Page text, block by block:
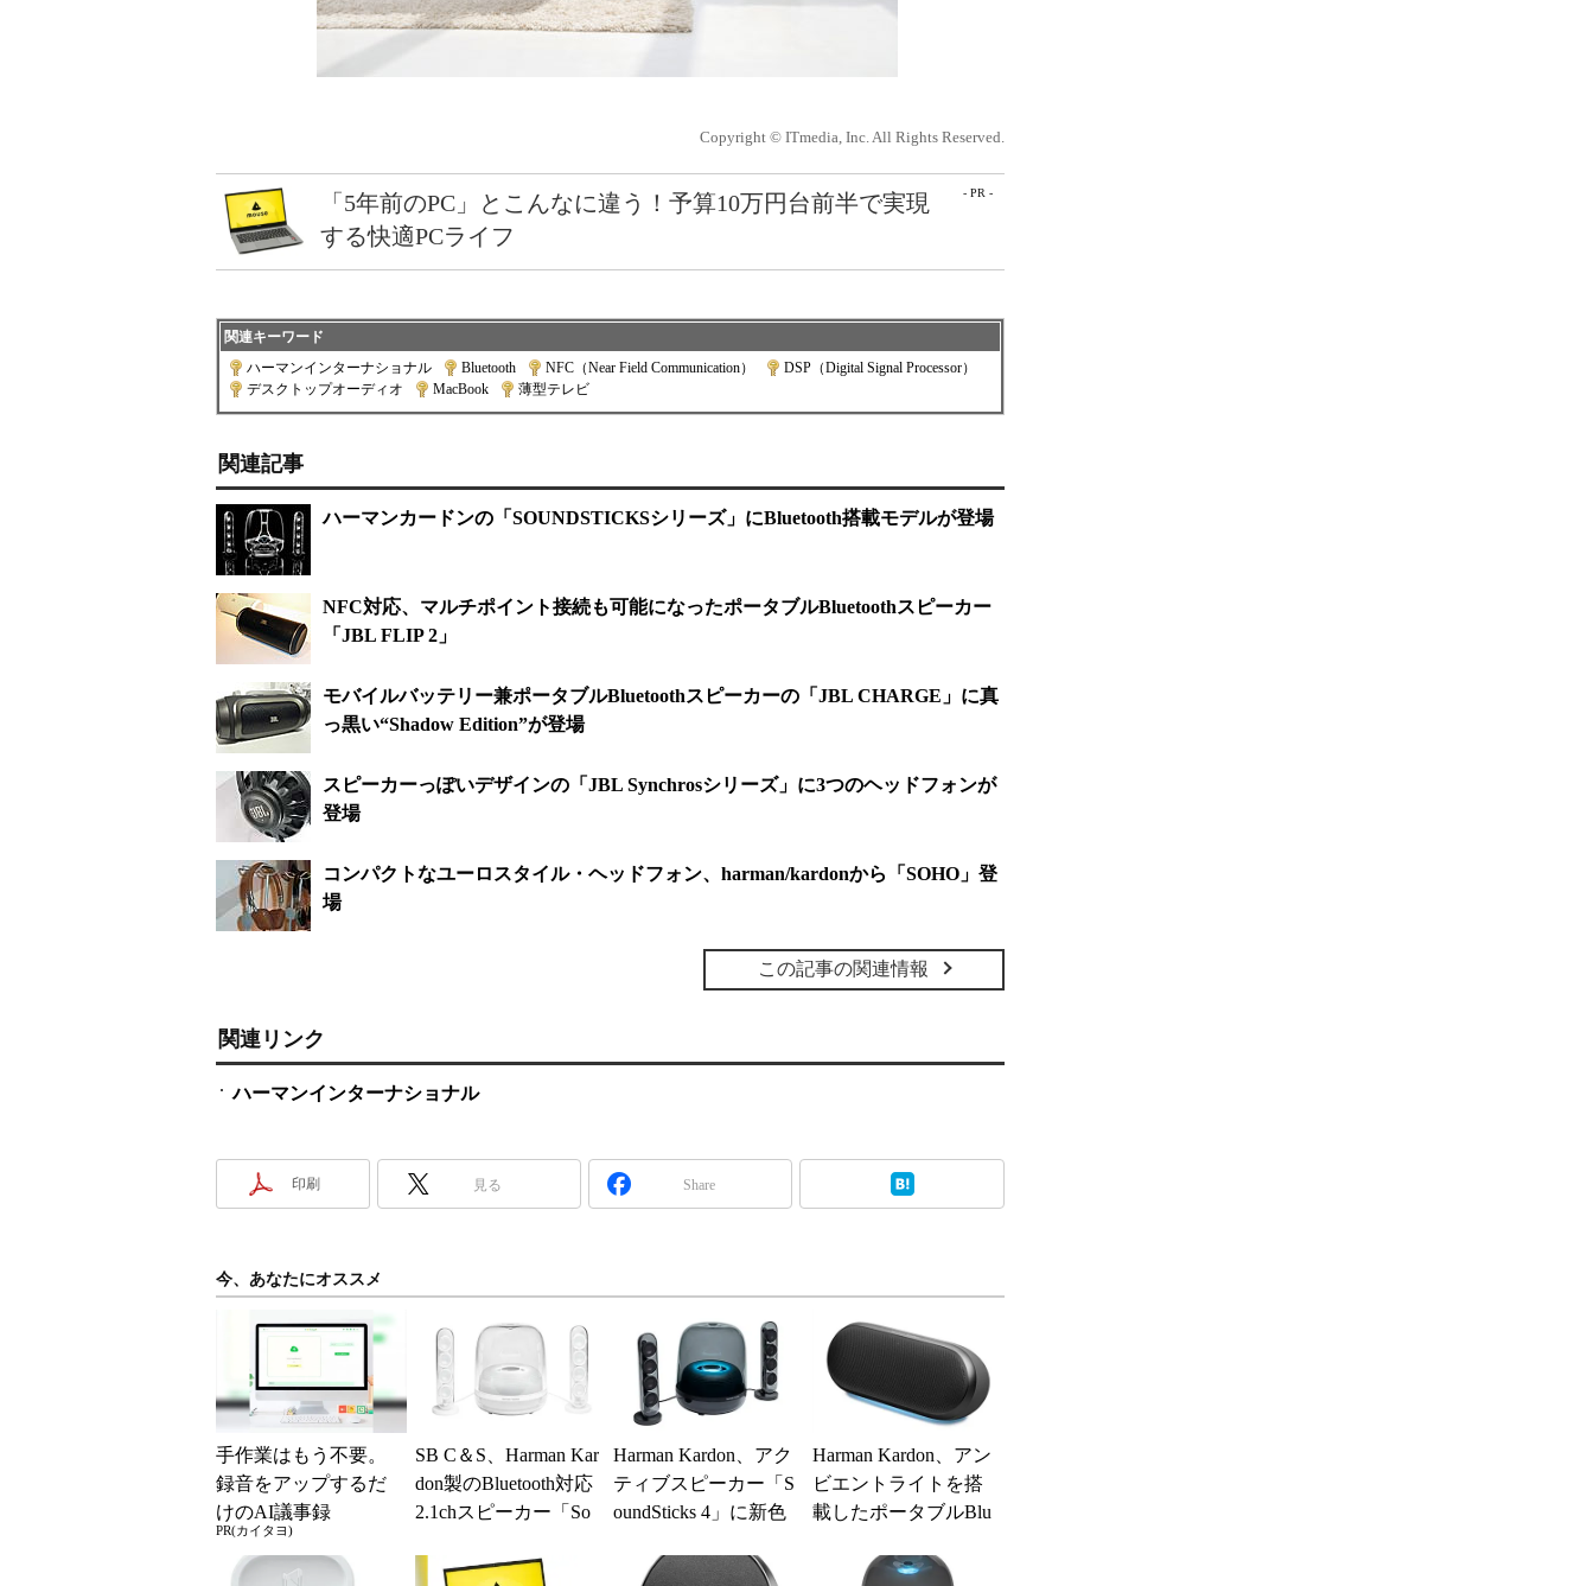
Copyright © ITmedia, Inc. All Rights Reserved.
- PR -
「5年前のPC」とこんなに違う！予算10万円台前半で実現
する快適PCライフ
関連キーワード
ハーマンインターナショナル
Bluetooth NFC（Near Field Communication） DSP（Digital Signal Processor）
デスクトップオーディオ
MacBook 薄型テレビ
関連記事
ハーマンカードンの「SOUNDSTICKSシリーズ」にBluetooth搭載モデルが登場
NFC対応、マルチポイント接続も可能になったポータブルBluetoothスピーカー
「JBL FLIP 2」
モバイルバッテリー兼ポータブルBluetoothスピーカーの「JBL CHARGE」に真
っ黒い“Shadow Edition”が登場
スピーカーっぽいデザインの「JBL Synchrosシリーズ」に3つのヘッドフォンが
登場
コンパクトなユーロスタイル・ヘッドフォン、harman/kardonから「SOHO」登
場
この記事の関連情報
関連リンク
ハーマンインターナショナル
印刷 見る Share
今、あなたにオススメ
手作業はもう不要。
録音をアップするだ
けのAI議事録
PR(カイタヨ)
SB C＆S、Harman Kar
don製のBluetooth対応
2.1chスピーカー「So
Harman Kardon、アク
ティブスピーカー「S
oundSticks 4」に新色
Harman Kardon、アン
ビエントライトを搭
載したポータブルBlu